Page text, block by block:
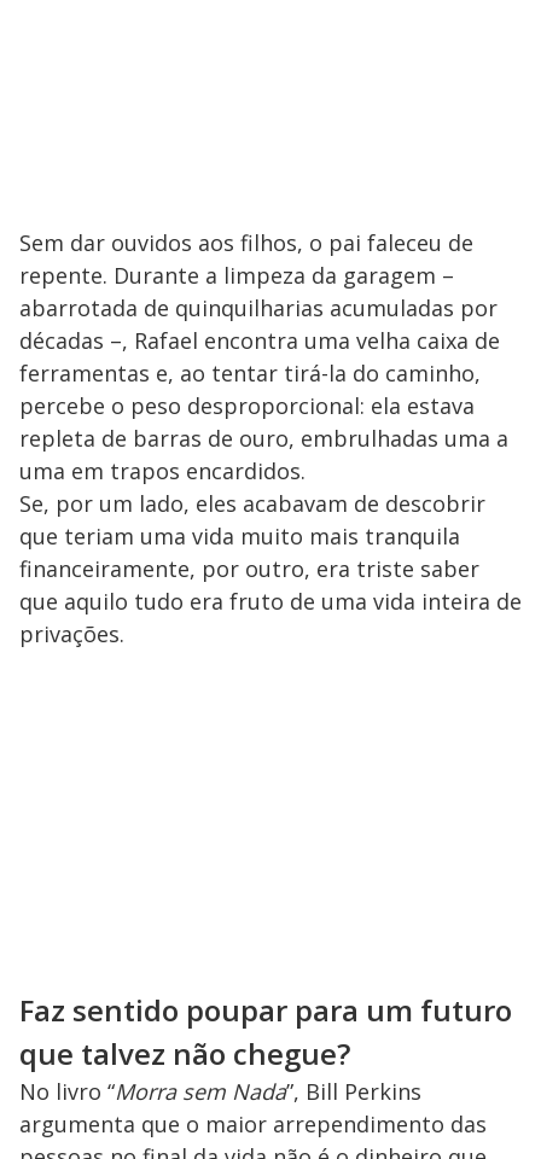
Sem dar ouvidos aos filhos, o pai faleceu de
repente. Durante a limpeza da garagem –
abarrotada de quinquilharias acumuladas por
décadas –, Rafael encontra uma velha caixa de
ferramentas e, ao tentar tirá-la do caminho,
percebe o peso desproporcional: ela estava
repleta de barras de ouro, embrulhadas uma a
uma em trapos encardidos.
Se, por um lado, eles acabavam de descobrir
que teriam uma vida muito mais tranquila
financeiramente, por outro, era triste saber
que aquilo tudo era fruto de uma vida inteira de
privações.
Faz sentido poupar para um futuro
que talvez não chegue?
No livro “Morra sem Nada”, Bill Perkins
argumenta que o maior arrependimento das